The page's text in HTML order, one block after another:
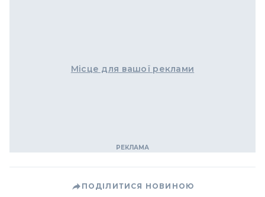
Місце для вашої реклами
ПОДІЛИТИСЯ НОВИНОЮ